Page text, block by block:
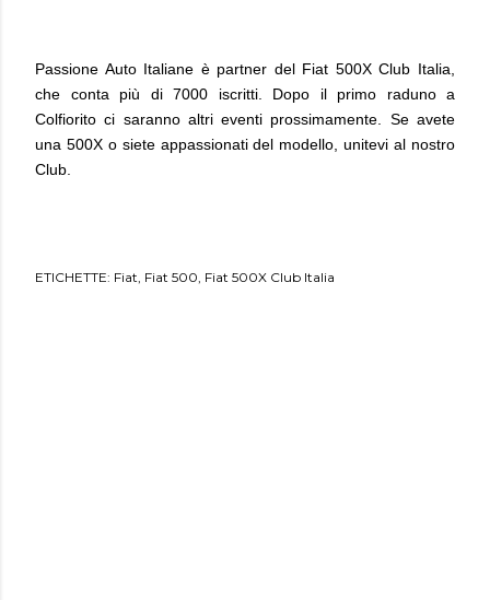
Passione Auto Italiane è partner del Fiat 500X Club Italia,
che conta più di 7000 iscritti. Dopo il primo raduno a
Colfiorito ci saranno altri eventi prossimamente. Se avete
una 500X o siete appassionati del modello, unitevi al nostro
Club.
ETICHETTE: Fiat Fiat 500 Fiat 500X Club Italia